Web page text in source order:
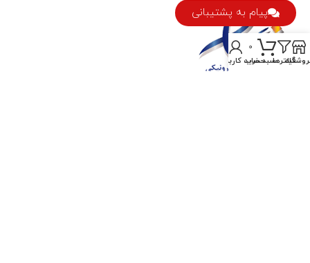
پیام به پشتیبانی
فیلترها
0
سبد خرید
حساب کاربری من